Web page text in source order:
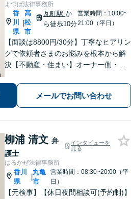
よつば法律事務所
香
川
県
|
高
松
市
瓦町駅 か
ら徒歩10分
営業時間：10:00~
21:00（平日）
【面談は8800円/30分】丁寧なヒアリン
グで依頼者さまのお悩みを根本から解
決【不動産・住まい】オーナー側・借
遺言】他士業との連携でスピーディー
に解決します【夜間・休日相談可】
【個室完備】【瓦町駅10分】
メールでお問い合わせ
柳浦 清文 弁
護士
インタビューを
見る
はるかぜ法律事務所
香川
県
|
丸亀
市
営業時間：08:30~20:00（平
日）
【元検事】【休日夜間相談可(予約制)】